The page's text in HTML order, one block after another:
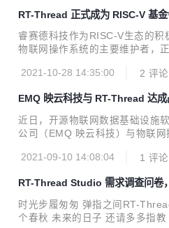
供更具本土化特色的软硬一体产
持。 华大MCU面向物联网、家
于核心智能控制芯片的设计，为
套系统及解决方案。华大MCU的
RT-Thread 正式成为 RISC-V 基
睿赛德科技作为RISC-V生态的
物联网操作系统的主要维护者，
V伙伴一起，共同促进RISC-V生
来越多的企业加入RISC-V生态，
ead这样的开源社区来加入我们
-Thread 在物联网领域已经取得
我们期待RT-Thread来帮助我们
联网设备的增长。” Calista ...
2021-10-28 14:35:00 2 评论
EMQ 映云科技与 RT-Thread 达
联网平台
近日，开源物联网数据基础设施
公司（EMQ 映云科技）与物联网
将结合各自技术优势，面向开发
共建全球化的物联网软件生态。
联网数据基础设施软件供应商，
消息服务器和流处理数据库，提
2021-09-10 14:08:04 1 评论
RT-Thread Studio 需求调查问卷
时光步履匆匆 弹指之间RT-
个春秋 未来的日子 还请多多指